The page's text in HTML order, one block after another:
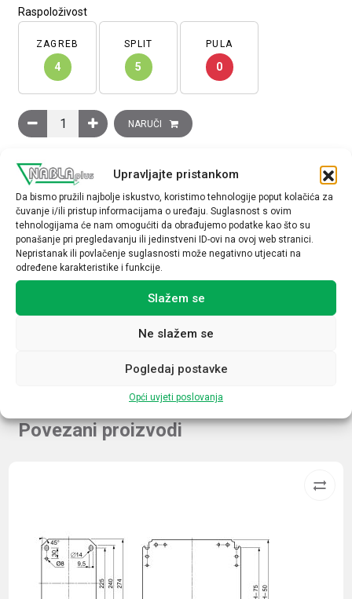
Upravljajte pristankom
Da bismo pružili najbolje iskustvo, koristimo tehnologije poput kolačića za
čuvanje i/ili pristup informacijama o uređaju. Suglasnost s ovim
tehnologijama će nam omogućiti da obrađujemo podatke kao što su
ponašanje pri pregledavanju ili jedinstveni ID-ovi na ovoj web stranici.
Nepristanak ili povlačenje suglasnosti može negativno utjecati na
određene karakteristike i funkcije.
Slažem se
Ne slažem se
Pogledaj postavke
Opći uvjeti poslovanja
Raspoloživost
ZAGREB
4
SPLIT
5
PULA
0
Svjetlosna sklopka - luxomat LUNA 108 PLUS AL IC 100,
NARUČI
USPOREDI PROIZVOD
TEHNIČKE SPECIFIKACIJE
Tip uređaja
Luksomati
Povezani proizvodi